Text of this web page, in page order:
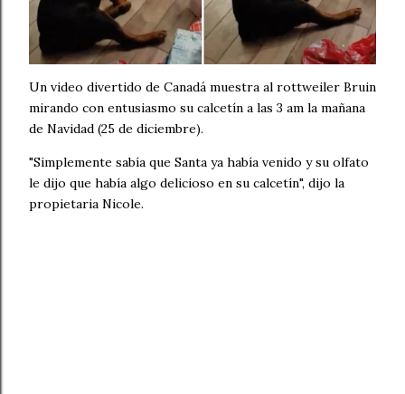
Un video divertido de Canadá muestra al rottweiler Bruin
mirando con entusiasmo su calcetín a las 3 am la mañana
de Navidad (25 de diciembre).
"Simplemente sabía que Santa ya había venido y su olfato
le dijo que había algo delicioso en su calcetín", dijo la
propietaria Nicole.